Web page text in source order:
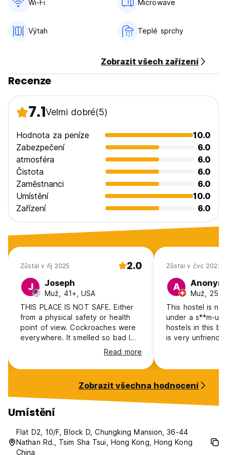
Wi-Fi Microwave
Výtah Teplé sprchy
Zobrazit všech zařízení
Recenze
7.1Velmi dobré(5)
Hodnota za peníze
10.0
Zabezpečení
6.0
atmosféra
6.0
Čistota
6.0
Zaměstnanci
6.0
Umístění
10.0
Zařízení
6.0
Zůstal v říj 2025 2.0
J Joseph
Muž, 41+, USA
THIS PLACE IS NOT SAFE. Either
from a physical safety or health
point of view. Cockroaches were
everywhere. It smelled so bad I
had trouble breathing at night.
Worst of all the door doesn't close
all the way to lock and someone
counter when we were
out.Additionally, the hot water
didn't even work.These pictures
are absolutely NOT of this
location.My skin crawls even
thinking about staying at this
place again.The staff was rude
Read more
Zůstal v čvc 2023
A
Muž, 25-
This hostel is
under a s**m-
hostels in this
is very
(other name). I
Paris
to sleep there
bugs in the
yellow and not
Zobrazit všechna hodnocení
Umístění
Flat D2, 10/F, Block D, Chungking Mansion, 36-44
Nathan Rd., Tsim Sha Tsui, Hong Kong, Hong Kong
China